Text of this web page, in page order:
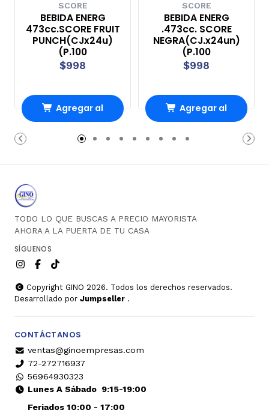
SCORE
BEBIDA ENERG
473cc.SCORE FRUIT
PUNCH(CJx24u)
(P.100
$998
Agregar al
Carro
SCORE
BEBIDA ENERG
.473cc. SCORE
NEGRA(CJ.x24un)
(P.100
$998
Agregar al
Carro
TODO LO QUE BUSCAS A PRECIO MAYORISTA
AHORA A LA PUERTA DE TU CASA
SÍGUENOS
Copyright GINO 2026. Todos los derechos reservados.
Desarrollado por Jumpseller .
CONTÁCTANOS
ventas@ginoempresas.com
72-272716937
56964930323
Lunes A Sábado9:15-19:00
Feriados 10:00 - 17:00